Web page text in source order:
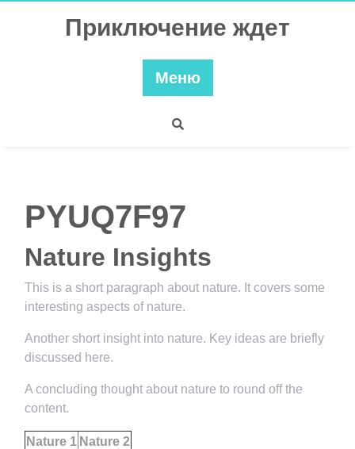
Приключение ждет
Меню
PYUQ7F97
Nature Insights
This is a short paragraph about nature. It covers some
interesting aspects of nature.
Another short insight into nature. Key ideas are briefly
discussed here.
A concluding thought about nature to round off the
content.
Nature 1 Nature 2